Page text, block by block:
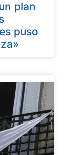
plan
puso